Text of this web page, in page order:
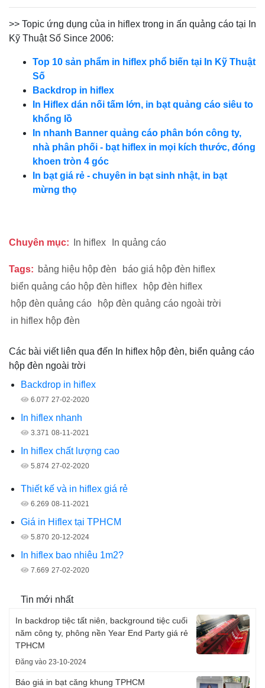
>> Topic ứng dụng của in hiflex trong in ấn quảng cáo tại In
Kỹ Thuật Số Since 2006:
Top 10 sản phẩm in hiflex phổ biến tại In Kỹ Thuật
Số
Backdrop in hiflex
In Hiflex dán nối tấm lớn, in bạt quảng cáo siêu to
khổng lồ
In nhanh Banner quảng cáo phân bón công ty,
nhà phân phối - bạt hiflex in mọi kích thước, đóng
khoen tròn 4 góc
In bạt giá rẻ - chuyên in bạt sinh nhật, in bạt
mừng thọ
Chuyên mục: In hiflex In quảng cáo
Tags: bảng hiệu hộp đèn
báo giá hộp đèn hiflex
biển quảng cáo hộp đèn hiflex
hộp đèn hiflex
hộp đèn quảng cáo
hộp đèn quảng cáo ngoài trời
in hiflex hộp đèn
Các bài viết liên qua đến In hiflex hộp đèn, biển quảng cáo
hộp đèn ngoài trời
Backdrop in hiflex
6.077 27-02-2020
In hiflex nhanh
3.371 08-11-2021
In hiflex chất lượng cao
5.874 27-02-2020
Thiết kế và in hiflex giá rẻ
6.269 08-11-2021
Giá in Hiflex tại TPHCM
5.870 20-12-2024
In hiflex bao nhiêu 1m2?
7.669 27-02-2020
Tin mới nhất
In backdrop tiệc tất niên, background tiệc cuối
năm công ty, phông nền Year End Party giá rẻ
TPHCM
Đăng vào 23-10-2024
Báo giá in bạt căng khung TPHCM